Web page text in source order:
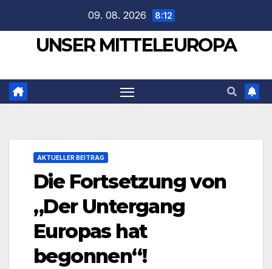
springen
09. 08. 2026 8:12
UNSER MITTELEUROPA
AKTUELLER BEITRAG
Die Fortsetzung von
„Der Untergang
Europas hat
begonnen“!